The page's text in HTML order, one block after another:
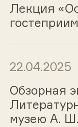
Лекция
22.04.2025
Обзорная
музею А.